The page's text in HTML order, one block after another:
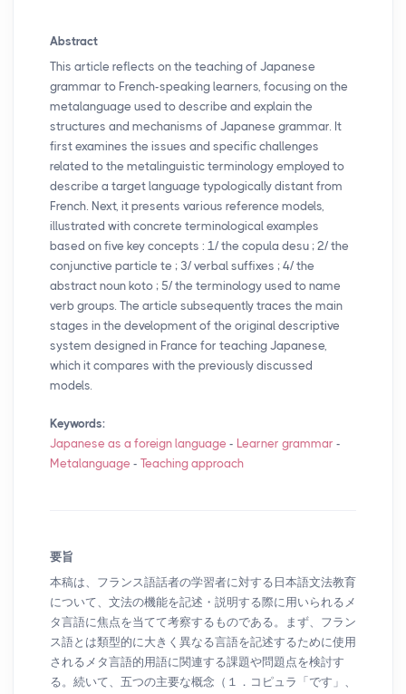
Abstract
This article reflects on the teaching of Japanese
grammar to French-speaking learners, focusing on the
metalanguage used to describe and explain the
structures and mechanisms of Japanese grammar. It
first examines the issues and specific challenges
related to the metalinguistic terminology employed to
describe a target language typologically distant from
French. Next, it presents various reference models,
illustrated with concrete terminological examples
based on five key concepts : 1/ the copula desu ; 2/ the
conjunctive particle te ; 3/ verbal suffixes ; 4/ the
abstract noun koto ; 5/ the terminology used to name
verb groups. The article subsequently traces the main
stages in the development of the original descriptive
system designed in France for teaching Japanese,
which it compares with the previously discussed
models.
Keywords:
Japanese as a foreign language - Learner grammar -
Metalanguage - Teaching approach
要旨
本稿は、フランス語話者の学習者に対する日本語文法教育
について、文法の機能を記述・説明する際に用いられるメ
タ言語に焦点を当てて考察するものである。まず、フラン
ス語とは類型的に大きく異なる言語を記述するために使用
されるメタ言語的用語に関連する課題や問題点を検討す
る。続いて、五つの主要な概念（１．コピュラ「です」、